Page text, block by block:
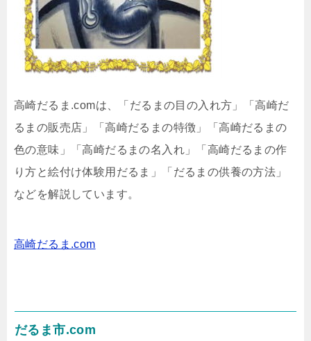
高崎だるま.comは、「だるまの目の入れ方」「高崎だ
るまの販売店」「高崎だるまの特徴」「高崎だるまの
色の意味」「高崎だるまの名入れ」「高崎だるまの作
り方と絵付け体験用だるま」「だるまの供養の方法」
などを解説しています。
高崎だるま.com
だるま市.com